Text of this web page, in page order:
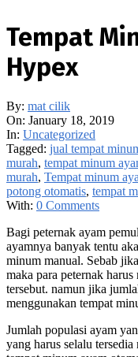
Tempat
Hypex
By: mat cilik
On: January 18, 2019
In: Uncategorized
Tagged: jual tempat
murah, tempat minum
murah, Tempat minum
potong otomatis, tempat
With: 0 Comments
Bagi peternak ayam
ayamnya banyak tentu
minum manual. Sebab
maka para peternak
tersebut. namun jika
menggunakan tempat
Jumlah populasi ayam
yang harus selalu